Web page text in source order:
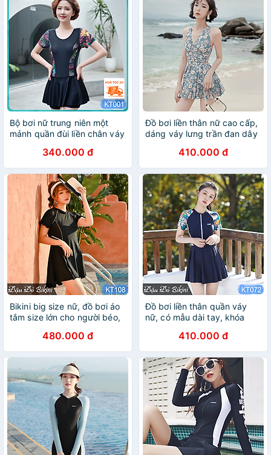
Bộ bơi nữ trung niên một
mảnh quần đùi liền chân váy
bụng thon gọn kín đáo, chất
bơi dày đẹp mịn mát co giãn
cao, có size lớn | KT001
340.000 đ
Đồ bơi liền thân nữ cao cấp,
dáng váy lưng trần đan dây
xắn, chất thun bơi lạnh Lycra
đẹp dày dặn | KT073
410.000 đ
Bikini big size nữ, đồ bơi áo
tắm size lớn cho người béo,
sooc đùi rời, hàng chất đẹp
xịn | KT108
480.000 đ
Đồ bơi liền thân quần váy
nữ, có mẫu dài tay, khóa
thao, áo sẵn đệm ngực, chất
thun bơi dầy mát lạnh |
KT072
410.000 đ